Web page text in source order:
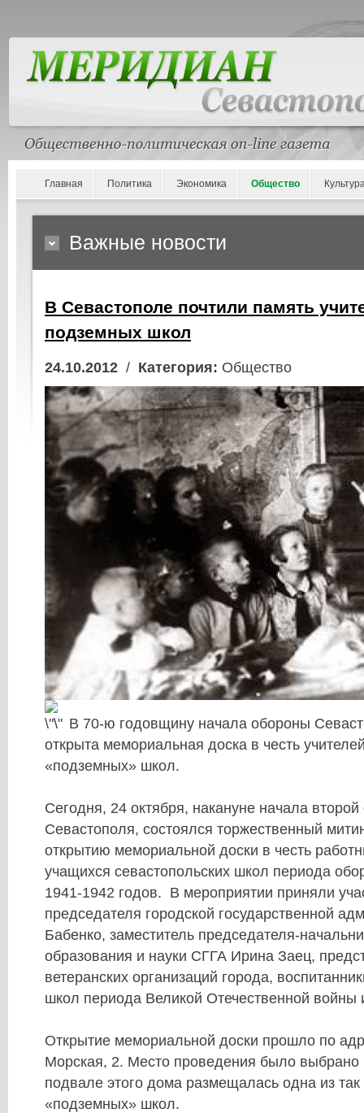
Главная Политика Экономика Общество
Важные новости
В Севастополе почтили память
подземных школ
24.10.2012 / Категория: Общество
В 70-ю годовщину начала обороны
открыта мемориальная доска в честь
«подземных» школ.
Сегодня, 24 октября, накануне начала
Севастополя, состоялся торжественный
открытию мемориальной доски в честь
учащихся севастопольских школ периода
1941-1942 годов. В мероприятии приняли
председателя городской государственной
Бабенко, заместитель председателя-
образования и науки СГГА Ирина Заец,
ветеранских организаций города,
школ периода Великой Отечественной войны
Открытие мемориальной доски прошло по
Морская, 2. Место проведения было выбрано
подвале этого дома размещалась одна из
«подземных» школ.